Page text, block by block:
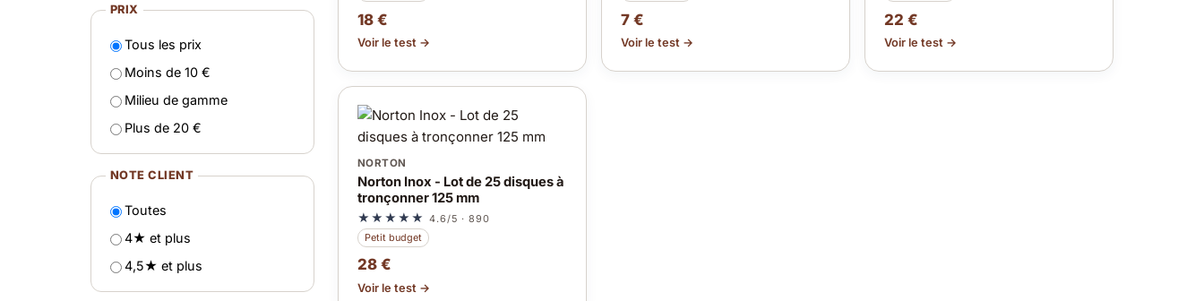
PRIX
Tous les prix
Moins de 10 €
Milieu de gamme
Plus de 20 €
NOTE CLIENT
Toutes
4★ et plus
4,5★ et plus
18 €
Voir le test →
7 €
Voir le test →
22 €
Voir le test →
NORTON
Norton Inox - Lot de 25 disques à
tronçonner 125 mm
★★★★★ 4.6/5 · 890
Petit budget
28 €
Voir le test →